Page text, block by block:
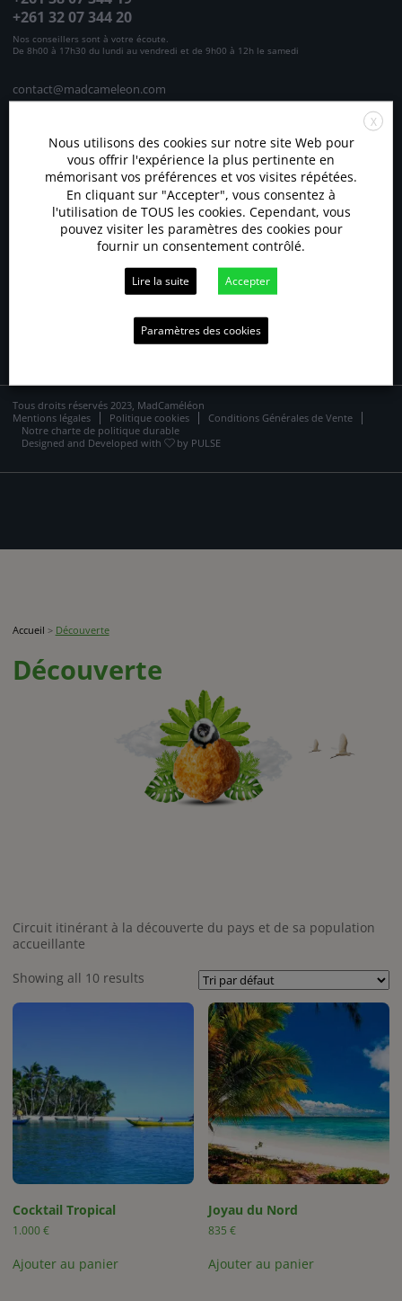
SE CONNECTER S'INSCRIRE
Email ou identifiant
Mot de passe
Vous avez oublié votre mot de passe ?
Ou se connecter avec
+261 32 07 344 20
Nos conseillers sont à votre écoute.
De 8h00 à 17h30 du lundi au vendredi et de 9h00 à 12h le samedi
contact@madcameleon.com
Ouvert du lundi au samedi
Paiement sécurisé
Tous droits réservés 2023, MadCaméléon
Mentions légales
Politique cookies
Conditions Générales de Vente
Notre charte de politique durable
Designed and Developed with
by PULSE
X
Nous utilisons des cookies sur notre site Web pour
vous offrir l'expérience la plus pertinente en
mémorisant vos préférences et vos visites répétées.
En cliquant sur "Accepter", vous consentez à
l'utilisation de TOUS les cookies. Cependant, vous
pouvez visiter les paramètres des cookies pour
fournir un consentement contrôlé.
Lire la suite Accepter
Paramètres des cookies
Accueil > Découverte
Découverte
Circuit itinérant à la découverte du pays et de sa population
accueillante
Showing all 10 results
Cocktail Tropical
1.000 €
Ajouter au panier
Joyau du Nord
835€
Ajouter au panier